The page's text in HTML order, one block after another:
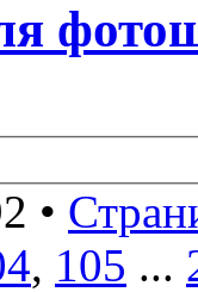
•
, 105 ...